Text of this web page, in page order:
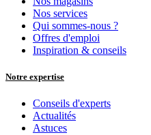
Nos services
Qui sommes-nous ?
Offres d'emploi
Inspiration & conseils
Notre expertise
Conseils d'experts
Actualités
Astuces